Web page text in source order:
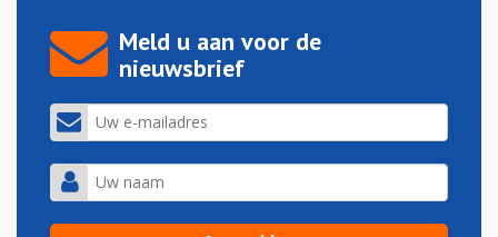
Meld u aan voor de
nieuwsbrief